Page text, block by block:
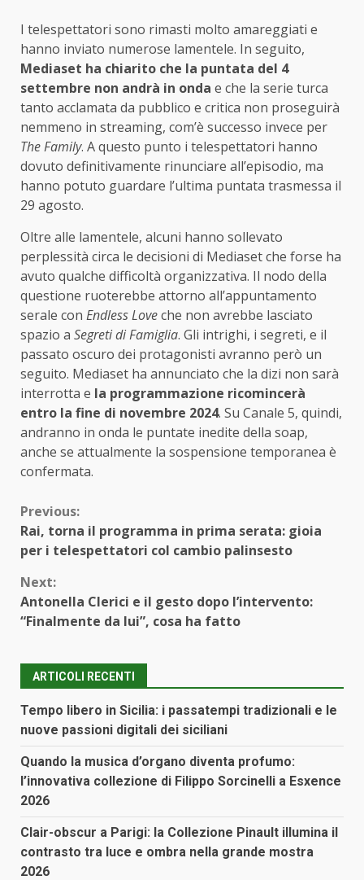
I telespettatori sono rimasti molto amareggiati e
hanno inviato numerose lamentele. In seguito,
Mediaset ha chiarito che la puntata del 4
settembre non andrà in onda e che la serie turca
tanto acclamata da pubblico e critica non proseguirà
nemmeno in streaming, com’è successo invece per
The Family. A questo punto i telespettatori hanno
dovuto definitivamente rinunciare all’episodio, ma
hanno potuto guardare l’ultima puntata trasmessa il
29 agosto.
Oltre alle lamentele, alcuni hanno sollevato
perplessità circa le decisioni di Mediaset che forse ha
avuto qualche difficoltà organizzativa. Il nodo della
questione ruoterebbe attorno all’appuntamento
serale con Endless Loveche non avrebbe lasciato
spazio a Segreti di Famiglia. Gli intrighi, i segreti, e il
passato oscuro dei protagonisti avranno però un
seguito. Mediaset ha annunciato che la dizi non sarà
interrotta e la programmazione ricomincerà
entro la fine di novembre 2024. Su Canale 5, quindi,
andranno in onda le puntate inedite della soap,
anche se attualmente la sospensione temporanea è
confermata.
Continue
Reading
Previous:
Rai, torna il programma in prima serata: gioia
per i telespettatori col cambio palinsesto
Next:
Antonella Clerici e il gesto dopo l’intervento:
“Finalmente da lui”, cosa ha fatto
ARTICOLI RECENTI
Tempo libero in Sicilia: i passatempi tradizionali e le
nuove passioni digitali dei siciliani
Quando la musica d’organo diventa profumo:
l’innovativa collezione di Filippo Sorcinelli a Esxence
2026
Clair-obscur a Parigi: la Collezione Pinault illumina il
contrasto tra luce e ombra nella grande mostra
2026